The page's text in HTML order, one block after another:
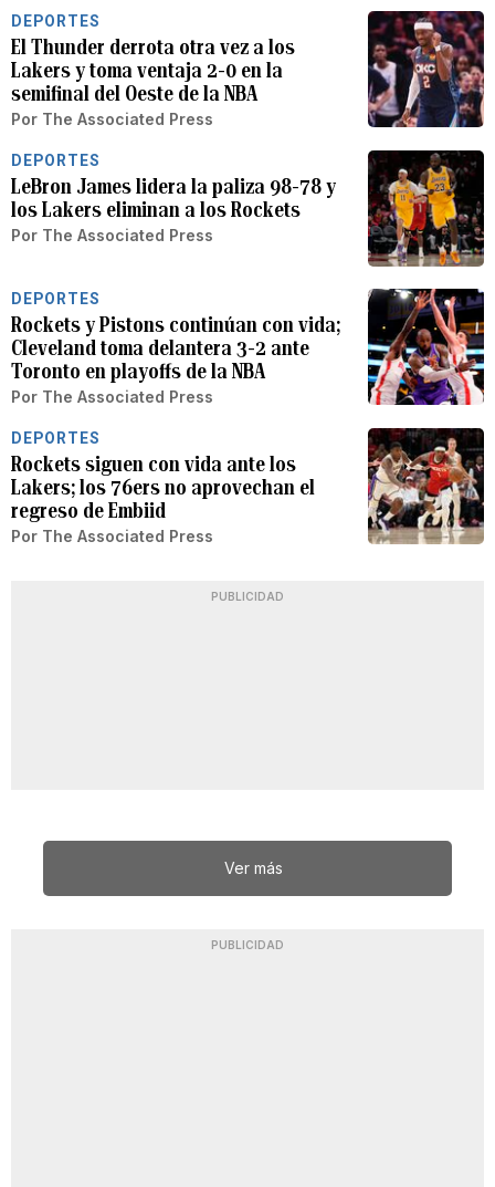
DEPORTES
El Thunder derrota otra vez a los
Lakers y toma ventaja 2-0 en la
semifinal del Oeste de la NBA
Por The Associated Press
DEPORTES
LeBron James lidera la paliza 98-78 y
los Lakers eliminan a los Rockets
Por The Associated Press
DEPORTES
Rockets y Pistons continúan con vida;
Cleveland toma delantera 3-2 ante
Toronto en playoffs de la NBA
Por The Associated Press
DEPORTES
Rockets siguen con vida ante los
Lakers; los 76ers no aprovechan el
regreso de Embiid
Por The Associated Press
PUBLICIDAD
Ver más
PUBLICIDAD